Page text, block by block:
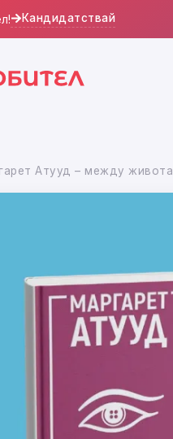
Кандидатствай
Атууд – между